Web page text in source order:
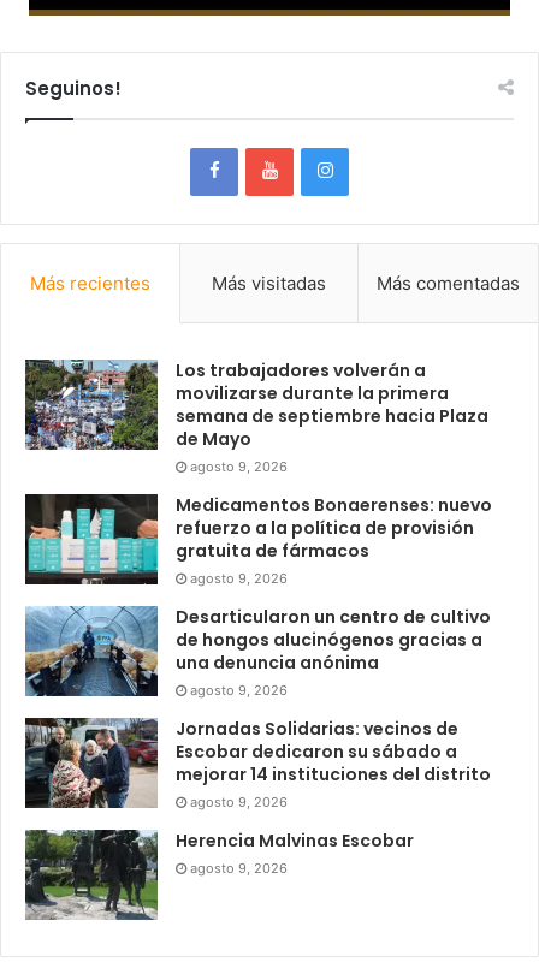
Seguinos!
Más recientes Más visitadas Más comentadas
Los trabajadores volverán a
movilizarse durante la primera
semana de septiembre hacia Plaza
de Mayo
agosto 9, 2026
Medicamentos Bonaerenses: nuevo
refuerzo a la política de provisión
gratuita de fármacos
agosto 9, 2026
Desarticularon un centro de cultivo
de hongos alucinógenos gracias a
una denuncia anónima
agosto 9, 2026
Jornadas Solidarias: vecinos de
Escobar dedicaron su sábado a
mejorar 14 instituciones del distrito
agosto 9, 2026
Herencia Malvinas Escobar
agosto 9, 2026